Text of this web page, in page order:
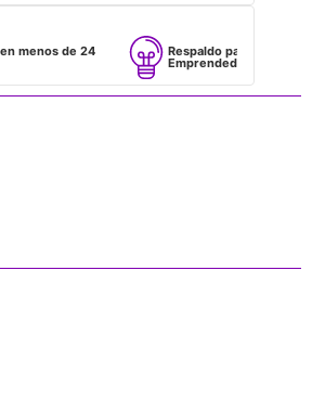
de 24 Respaldo para
Emprendedores